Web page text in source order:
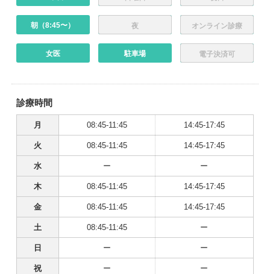
朝（8:45〜） 夜 オンライン診療
女医 駐車場 電子決済可
診療時間
月 08:45-11:45 14:45-17:45
火 08:45-11:45 14:45-17:45
水 ー ー
木 08:45-11:45 14:45-17:45
金 08:45-11:45 14:45-17:45
土 08:45-11:45 ー
日 ー ー
祝 ー ー